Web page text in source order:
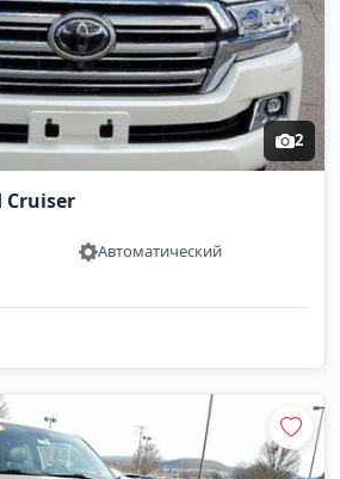
2
Cruiser
Автоматический